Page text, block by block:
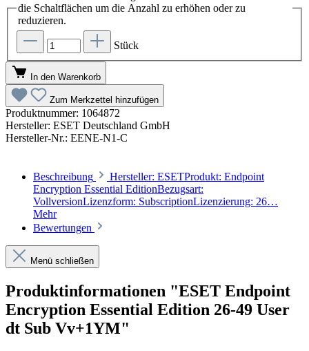
die Schaltflächen um die Anzahl zu erhöhen oder zu
reduzieren.
Stück
In den Warenkorb
Zum Merkzettel hinzufügen
Produktnummer: 1064872
Hersteller: ESET Deutschland GmbH
Hersteller-Nr.: EENE-N1-C
Beschreibung
Hersteller: ESETProdukt: Endpoint
Encryption Essential EditionBezugsart:
VollversionLizenzform: SubscriptionLizenzierung: 26…
Mehr
Bewertungen
Menü schließen
Produktinformationen "ESET Endpoint
Encryption Essential Edition 26-49 User
dt Sub Vv+1YM"